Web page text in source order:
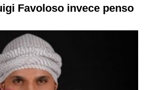
Favoloso invece penso